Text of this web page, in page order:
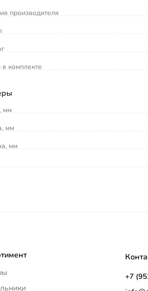
производителя
комплекте
мм
мм
мм
+7